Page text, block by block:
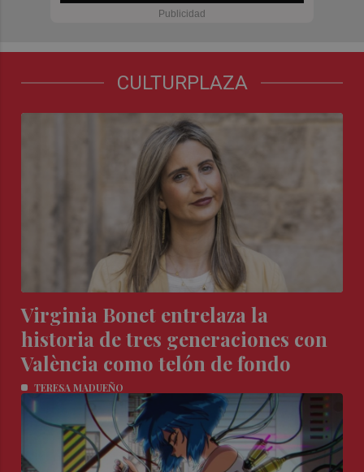
CULTURPLAZA
Virginia Bonet entrelaza la
historia de tres generaciones con
València como telón de fondo
TERESA MADUEÑO